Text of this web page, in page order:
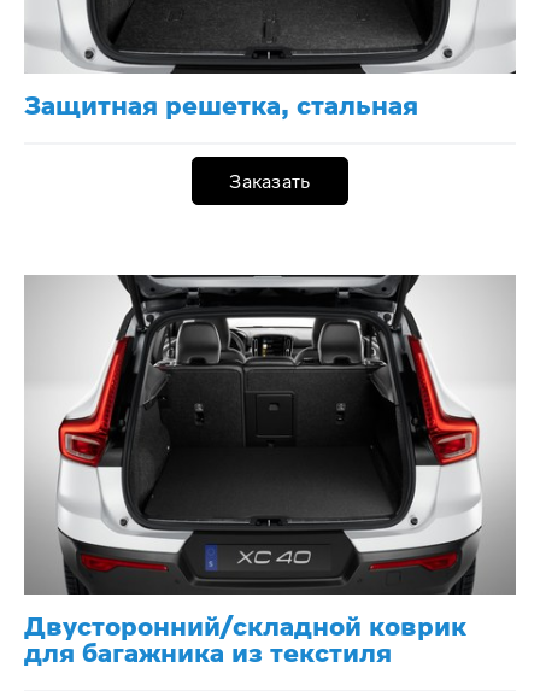
Защитная решетка, стальная
Заказать
Двусторонний/складной коврик
для багажника из текстиля